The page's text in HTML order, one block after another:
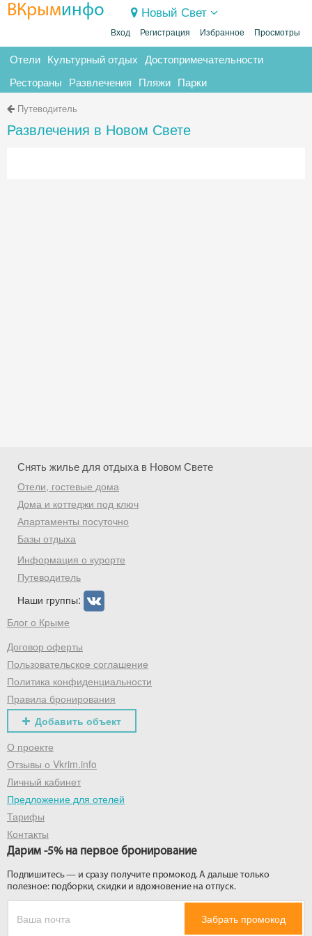
ВКрыминфо Новый Свет
Вход Регистрация Избранное Просмотры
Отели Культурный отдых Достопримечательности
Рестораны Развлечения Пляжи Парки
Путеводитель
Развлечения в Новом Свете
Снять жилье для отдыха в Новом Свете
Отели, гостевые дома
Дома и коттеджи под ключ
Апартаменты посуточно
Базы отдыха
Информация о курорте
Путеводитель
Наши группы:
Блог о Крыме
Договор оферты
Пользовательское соглашение
Политика конфиденциальности
Правила бронирования
Добавить объект
О проекте
Отзывы о Vkrim.info
Личный кабинет
Предложение для отелей
Тарифы
Контакты
Дарим -5% на первое бронирование
Подпишитесь — и сразу получите промокод. А дальше только
полезное: подборки, скидки и вдохновение на отпуск.
Забрать промокод
Скидка −5%
Хочешь дешевле? Оставь почту и получи
промокод на первое бронирование!